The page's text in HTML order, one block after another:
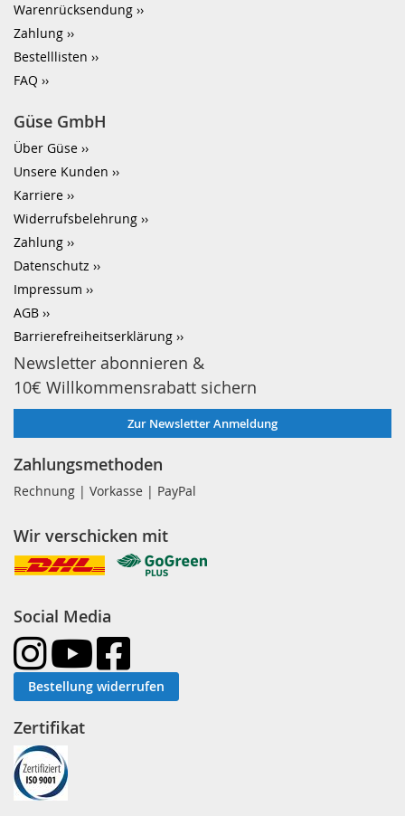
Warenrücksendung
Zahlung
Bestelllisten
FAQ
Güse GmbH
Über Güse
Unsere Kunden
Karriere
Widerrufsbelehrung
Zahlung
Datenschutz
Impressum
AGB
Barrierefreiheitserklärung
Newsletter abonnieren &
10€ Willkommensrabatt sichern
Zur Newsletter Anmeldung
Zahlungsmethoden
Rechnung | Vorkasse | PayPal
Wir verschicken mit
Social Media
Bestellung widerrufen
Zertifikat